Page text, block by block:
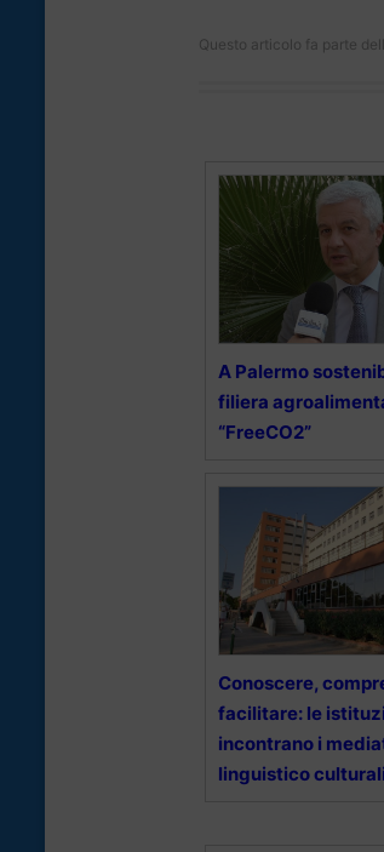
Questo articolo fa parte
A Palermo
filiera
“FreeCO2”
Conoscere,
facilitare: le
incontrano i
linguistico culturali